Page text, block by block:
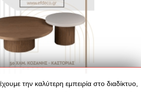
την καλύτερη εμπειρία στο διαδίκτυο,